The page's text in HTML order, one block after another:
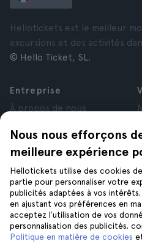
Nous nous efforçons
meilleure expérience
Hellotickets utilise des cookies
partie pour personnaliser votre
publicités adaptées à vos
en ajustant vos préférences en
acceptez l’utilisation de vos
personnalisation des publicités,
Politique en matière de cookies
Hellotickets est le meilleur
excursions et des activités
© Hello Ticket, SL.
Entreprise
À propos de nous
Affiliés
Avis
Confidentialité
Conditions générales
Mentions Légales
Cookies